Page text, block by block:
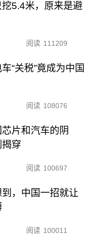
5.4米，原来是避
阅读 111209
“关税”竟成为中国
阅读 108076
片和汽车的阴
穿
阅读 100697
，中国一招就让
阅读 100011